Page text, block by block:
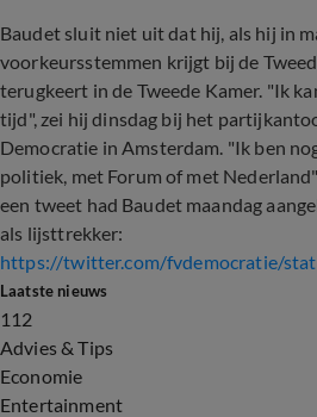
Baudet sluit niet uit dat hij, als hij in
voorkeursstemmen krijgt bij de
terugkeert in de Tweede Kamer. "Ik
tijd", zei hij dinsdag bij het
Democratie in Amsterdam. "Ik ben
politiek, met Forum of met
een tweet had Baudet maandag
als lijsttrekker:
https://twitter.com/fvdemocratie/
Laatste nieuws
112
Advies & Tips
Economie
Entertainment